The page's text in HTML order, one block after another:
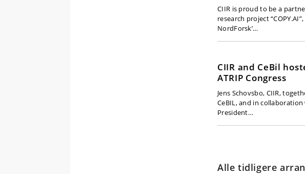
CIIR is proud to be a
research project
NordForsk’…
CIIR and CeBil
ATRIP Congress
Jens Schovsbo, CIIR,
CeBIL, and in collaboration
President…
Alle tidligere